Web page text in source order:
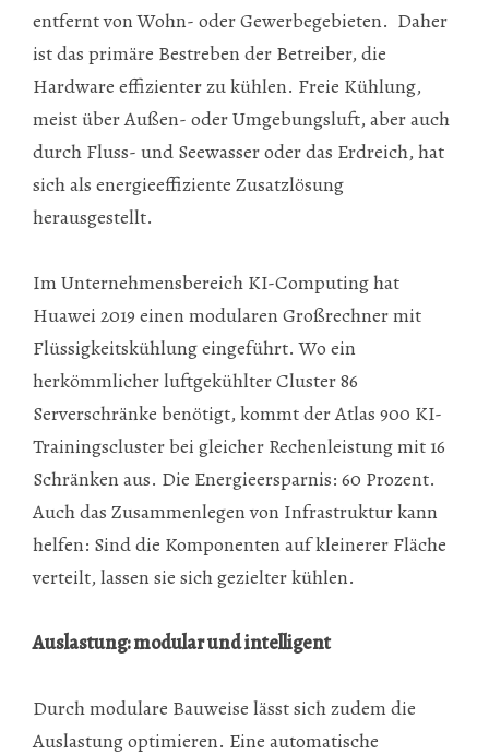
entfernt von Wohn- oder Gewerbegebieten. Daher
ist das primäre Bestreben der Betreiber, die
Hardware effizienter zu kühlen. Freie Kühlung,
meist über Außen- oder Umgebungsluft, aber auch
durch Fluss- und Seewasser oder das Erdreich, hat
sich als energieeffiziente Zusatzlösung
herausgestellt.
Im Unternehmensbereich KI-Computing hat
Huawei 2019 einen modularen Großrechner mit
Flüssigkeitskühlung eingeführt. Wo ein
herkömmlicher luftgekühlter Cluster 86
Serverschränke benötigt, kommt der Atlas 900 KI-
Trainingscluster bei gleicher Rechenleistung mit 16
Schränken aus. Die Energieersparnis: 60 Prozent.
Auch das Zusammenlegen von Infrastruktur kann
helfen: Sind die Komponenten auf kleinerer Fläche
verteilt, lassen sie sich gezielter kühlen.
Auslastung: modular und intelligent
Durch modulare Bauweise lässt sich zudem die
Auslastung optimieren. Eine automatische